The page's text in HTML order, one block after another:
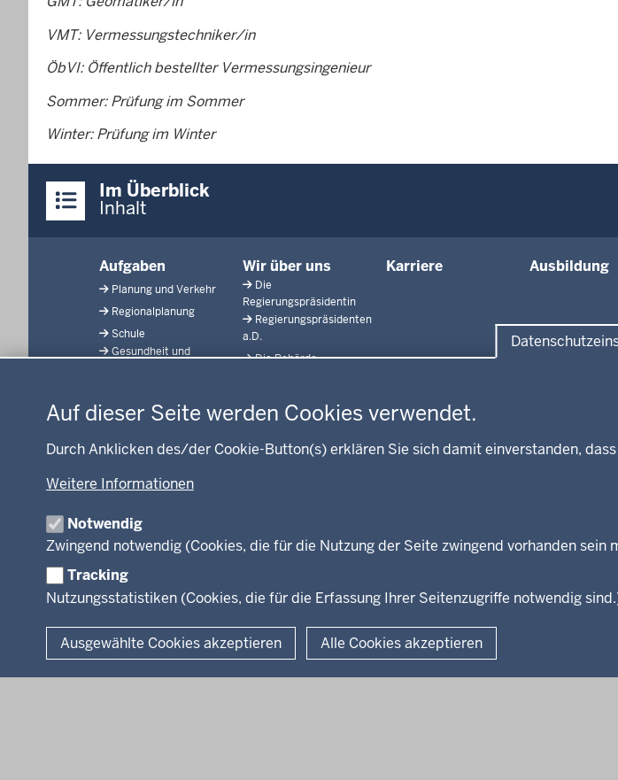
Auf dieser Seite werden Cookies verwendet.
Durch Anklicken des/der Cookie-Button(s) erklären Sie sich damit einverstanden,
Weitere Informationen
Notwendig
Zwingend notwendig (Cookies, die für die Nutzung der Seite zwingend vorhanden sein
Tracking
Nutzungsstatistiken (Cookies, die für die Erfassung Ihrer Seitenzugriffe notwendig
Ausgewählte Cookies akzeptieren Alle Cookies akzeptieren
VMT: Vermessungstechniker/in
ÖbVI: Öffentlich bestellter Vermessungsingenieur
Sommer: Prüfung im Sommer
Winter: Prüfung im Winter
Inhalte
Im Überblick
Inhalt
Fußzeile
Aufgaben
Planung und Verkehr
Regionalplanung
Schule
Gesundheit und
Naturschutz
Arbeitsschutz
Beihilfe
Kommunales
Wir über uns
Die
Regierungspräsidentin
Regierungspräsidenten
a.D.
Die Behörde
Unsere Aufgaben
Integration
Karriere Ausbildung
WEITERE LINKS
Kreis Lippe